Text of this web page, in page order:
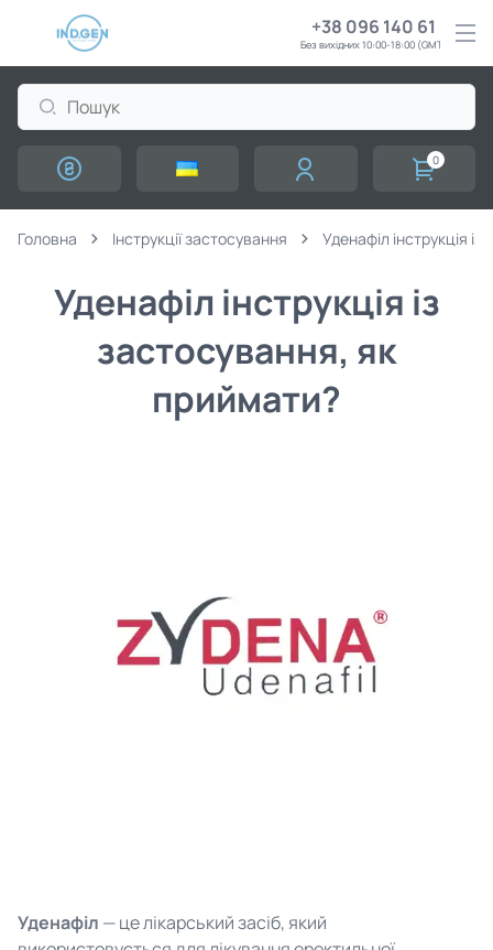
+38 096 140 61 61
Без вихідних 10:00-18:00 (GMT+3)
0
Головна Інструкції застосування Уденафіл інструкція
Уденафіл інструкція із
застосування, як
приймати?
Уденафіл — це лікарський засіб, який